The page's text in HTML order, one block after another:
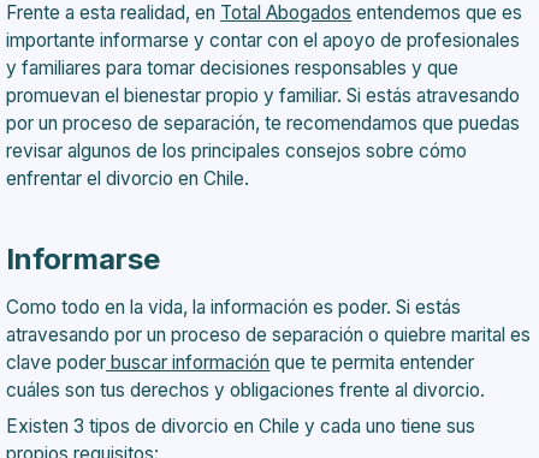
Frente a esta realidad, en Total Abogados entendemos que es
importante informarse y contar con el apoyo de profesionales
y familiares para tomar decisiones responsables y que
promuevan el bienestar propio y familiar. Si estás atravesando
por un proceso de separación, te recomendamos que puedas
revisar algunos de los principales consejos sobre cómo
enfrentar el divorcio en Chile.
Informarse
Como todo en la vida, la información es poder. Si estás
atravesando por un proceso de separación o quiebre marital es
clave poder buscar información que te permita entender
cuáles son tus derechos y obligaciones frente al divorcio.
Existen 3 tipos de divorcio en Chile y cada uno tiene sus